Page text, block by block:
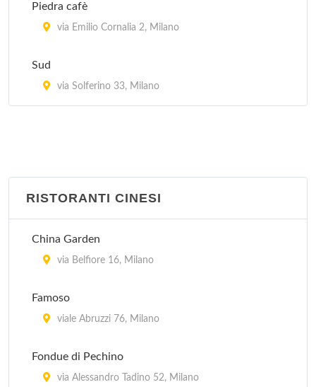
Piedra cafè
via Emilio Cornalia 2, Milano
Sud
via Solferino 33, Milano
RISTORANTI CINESI
China Garden
via Belfiore 16, Milano
Famoso
viale Abruzzi 76, Milano
Fondue di Pechino
via Alessandro Tadino 52, Milano